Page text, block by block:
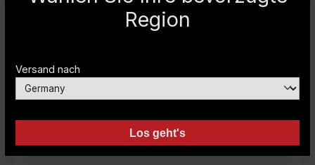
Region
Versand nach
Los geht's